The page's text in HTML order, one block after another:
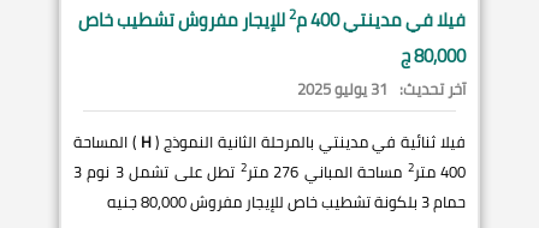
فيلا فيمدينتي400 م 2للإيجار مفروش تشطيب خاص
80,000 ج
آخر تحديث: 31 يوليو 2025
فيلا ثنائية في مدينتي بالمرحلة الثانية النموذج (H ) المساحة
400 متر
2 مساحة المباني 276 متر 2
تطل على تشمل 3 نوم 3
حمام 3 بلكونة تشطيب خاص للإيجار مفروش 80,000 جنيه